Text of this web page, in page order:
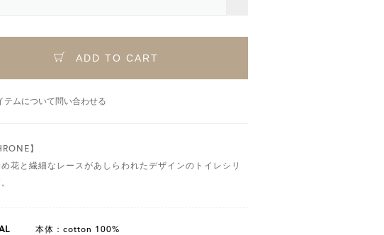
ADD TO CART
テムについて問い合わせる
】
め花と繊細なレースがあしらわれたデザインのトイレシリ
本体：cotton 100%